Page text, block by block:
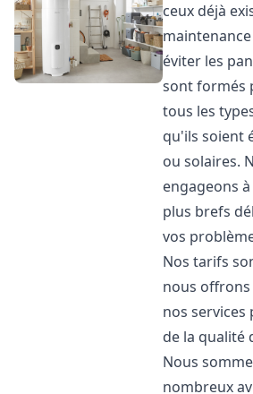
ceux déjà
éviter les
sont formés
tous les
qu'ils soient
ou solaires.
engageons
plus brefs
vos
Nos tarifs
nous
nos
de la qualité
Nous
nombreux